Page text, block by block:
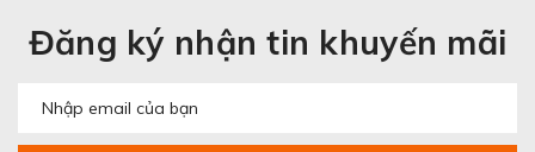
Đăng ký nhận tin khuyến mãi